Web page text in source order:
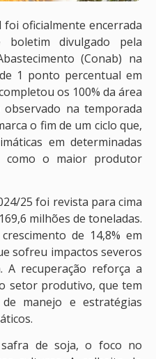
oficialmente encerrada
boletim divulgado pela
(Conab) na
1 ponto percentual em
os 100% da área
na temporada
o fim de um ciclo que,
em determinadas
como o maior produtor
25 foi revista para cima
milhões de toneladas.
de 14,8% em
sofreu impactos severos
A recuperação reforça a
setor produtivo, que tem
manejo e estratégias
de soja, o foco no